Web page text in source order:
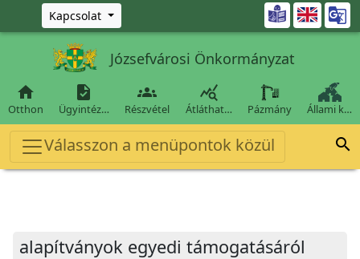
Ugrás a fő tartalomra
Kapcsolat 
Józsefvárosi Önkormányzat

Otthon

Ügyintéz…

Részvétel

Átláthat… Pázmány Állami k…
Válasszon a menüpontok közül 
alapítványok egyedi támogatásáról